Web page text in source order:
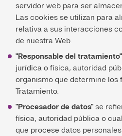
servidor web para ser
Las cookies se utilizan para
relativa a sus interacciones
de nuestra Web.
"Responsable del tratamiento"
jurídica o física, autoridad
organismo que determine los
Tratamiento.
"Procesador de datos"se
física, autoridad pública o
que procese datos